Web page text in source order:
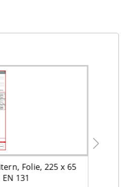
Folie, 225 x 65
131